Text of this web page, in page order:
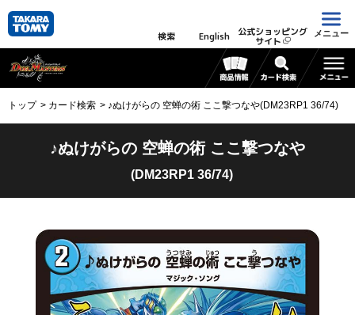
検索 English 公式ショッピング
サイト
メニュー
トップ カード検索 ♪ぬけがらの 空蝉の術 ここ撃つなや(DM23RP1 36/74)
♪ぬけがらの 空蝉の術 ここ撃つなや
(DM23RP1 36/74)